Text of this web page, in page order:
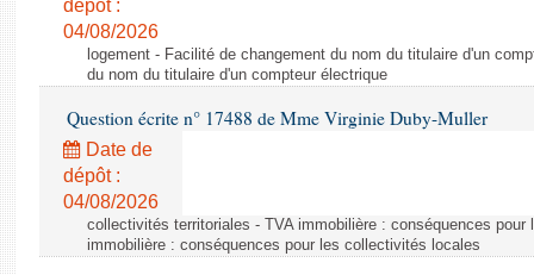
Questions écrites et orales
Comptes rendus des débats
dépôt :
04/08/2026
logement - Facilité de changement du nom du titulaire d'un
du nom du titulaire d'un compteur électrique
Question écrite n° 17488 de Mme Virginie Duby-Muller
Date de
dépôt :
04/08/2026
collectivités territoriales - TVA immobilière : conséquences
immobilière : conséquences pour les collectivités locales